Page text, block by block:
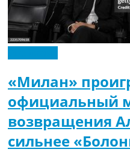
«Милан»
официальный
возвращения
сильнее